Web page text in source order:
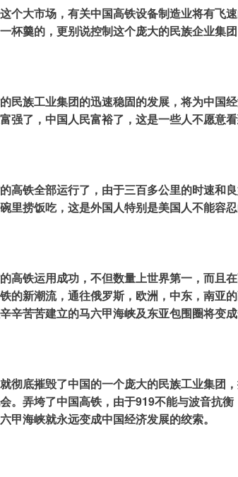
个大市场，有关中国高铁设备制造业将有飞
杯羹的，更别说控制这个庞大的民族企业集
民族工业集团的迅速稳固的发展，将为中国
强了，中国人民富裕了，这是一些人不愿意看
高铁全部运行了，由于三百多公里的时速和
里捞饭吃，这是外国人特别是美国人不能容忍
高铁运用成功，不但数量上世界第一，而且
的新潮流，通往俄罗斯，欧洲，中东，南亚
辛苦苦建立的马六甲海峡及东亚包围圈将变
彻底摧毁了中国的一个庞大的民族工业集团
。弄垮了中国高铁，由于919不能与波音抗
甲海峡就永远变成中国经济发展的绞索。